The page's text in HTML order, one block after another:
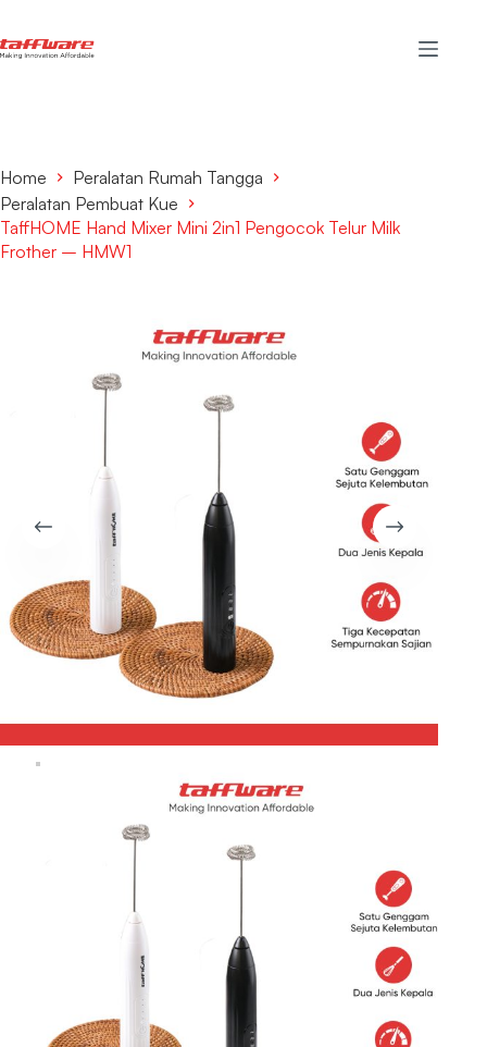
Home
Peralatan Rumah Tangga
Peralatan Pembuat Kue
TaffHOME Hand Mixer Mini 2in1 Pengocok Telur Milk
Frother – HMW1